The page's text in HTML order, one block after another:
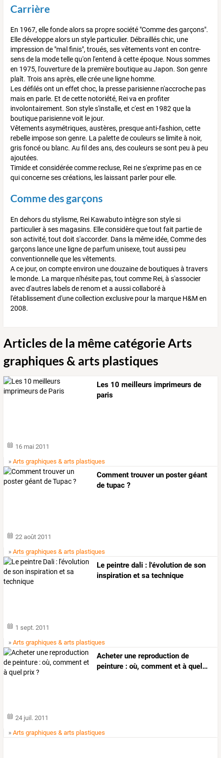
Carrière
En 1967, elle fonde alors sa propre société "Comme des garçons".
Elle développe alors un style particulier. Débraillés chic, une
impression de "mal finis", troués, ses vêtements vont en contre-
sens de la mode telle qu'on l'entend à cette époque. Nous sommes
en 1975, l'ouverture de la première boutique au Japon. Son genre
plaît. Trois ans après, elle crée une ligne homme.
Les défilés ont un effet choc, la presse parisienne n'accroche pas
mais en parle. Et de cette notoriété, Rei va en profiter
involontairement. Son style s'installe, et c'est en 1982 que la
boutique parisienne voit le jour.
Vêtements asymétriques, austères, presque anti-fashion, cette
rebelle impose son genre. La palette de couleurs se limite à noir,
gris foncé ou blanc. Au fil des ans, des couleurs se sont peu à peu
ajoutées.
Timide et considérée comme recluse, Rei ne s'exprime pas en ce
qui concerne ses créations, les laissant parler pour elle.
Comme des garçons
En dehors du stylisme, Rei Kawabuto intègre son style si
particulier à ses magasins. Elle considère que tout fait partie de
son activité, tout doit s'accorder. Dans la même idée, Comme des
garçons lance une ligne de parfum unisexe, tout aussi peu
conventionnelle que les vêtements.
A ce jour, on compte environ une douzaine de boutiques à travers
le monde. La marque n'hésite pas, tout comme Rei, à s'associer
avec d'autres labels de renom et a aussi collaboré à
l'établissement d'une collection exclusive pour la marque H&M en
2008.
Articles de la même catégorie Arts
graphiques & arts plastiques
Les 10 meilleurs imprimeurs de
paris
16 mai 2011
»Arts graphiques & arts plastiques
Comment trouver un poster géant
de tupac ?
22 août 2011
»Arts graphiques & arts plastiques
Le peintre dali : l'évolution de son
inspiration et sa technique
1 sept. 2011
»Arts graphiques & arts plastiques
Acheterune reproduction de
peinture : où, comment et à quel …
24 juil. 2011
»Arts graphiques & arts plastiques